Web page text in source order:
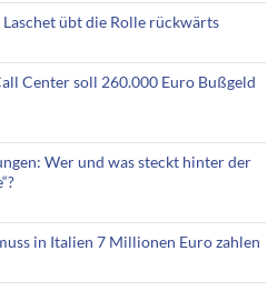
übt die Rolle rückwärts
Center soll 260.000 Euro Bußgeld
Wer und was steckt hinter der
in Italien 7 Millionen Euro zahlen